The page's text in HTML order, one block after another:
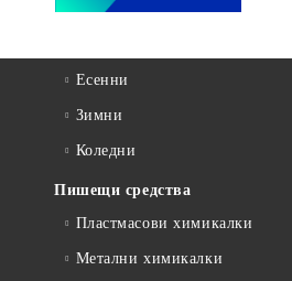
Есенни
Зимни
Коледни
Пишещи средства
Пластмасови химикалки
Метални химикалки